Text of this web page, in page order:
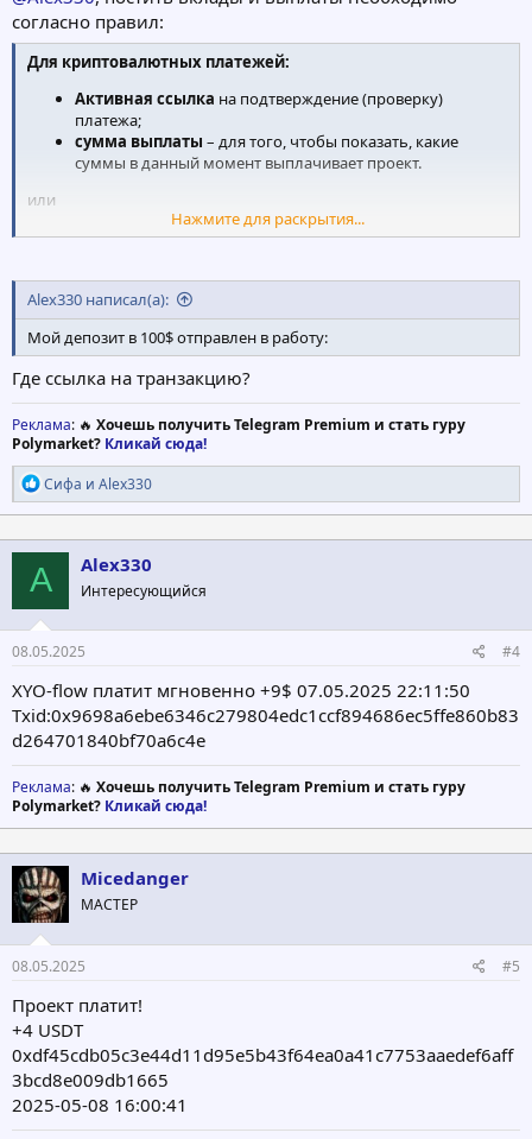
согласно правил:
Для криптовалютных платежей:
Активная ссылка на подтверждение (проверку)
платежа;
сумма выплаты – для того, чтобы показать, какие
суммы в данный момент выплачивает проект.
или
хэш перевода в текстовом виде– для подтверждения
дата и время– для подтверждения платежа именно в
обсуждаемый день;
сумма выплаты– для того, чтобы показать, какие
суммы в данный момент выплачивает проект.
Нажмите для раскрытия...
Alex330 написал(а):
Мой депозит в 100$ отправлен в работу:
Где ссылка на транзакцию?
Реклама: 🔥 Хочешь получить Telegram Premium и стать гуру
Polymarket? Кликай сюда!
Р
е
а
к
ц
и
и
:
Сифа и Alex330
A Alex330
Интересующийся
08.05.2025 #4
XYO-flow платит мгновенно +9$ 07.05.2025 22:11:50
Txid:0x9698a6ebe6346c279804edc1ccf894686ec5ffe860b83
d264701840bf70a6c4e
Реклама: 🔥 Хочешь получить Telegram Premium и стать гуру
Polymarket? Кликай сюда!
Micedanger
МАСТЕР
08.05.2025 #5
Проект платит!
+4 USDT
0xdf45cdb05c3e44d11d95e5b43f64ea0a41c7753aaedef6aff
3bcd8e009db1665
2025-05-08 16:00:41